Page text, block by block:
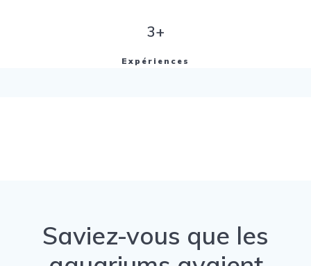
3+
Expériences
Saviez-vous que les